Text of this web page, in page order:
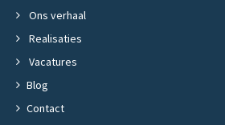
Ons verhaal
Realisaties
Vacatures
Blog
Contact